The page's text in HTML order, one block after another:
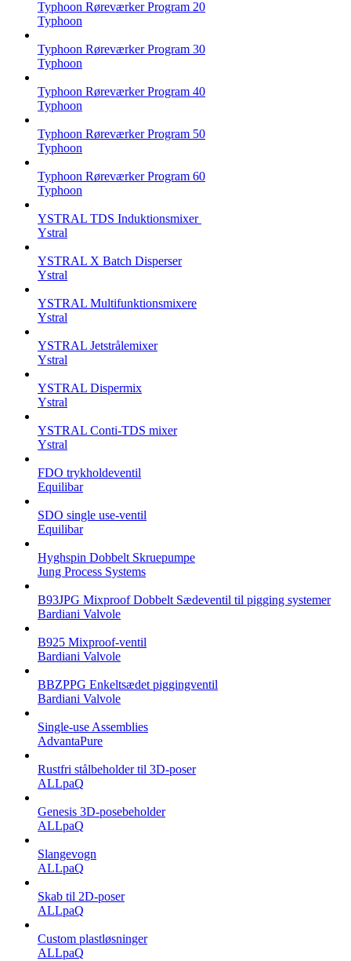
Typhoon Røreværker Program 20
Typhoon
Typhoon Røreværker Program 30
Typhoon
Typhoon Røreværker Program 40
Typhoon
Typhoon Røreværker Program 50
Typhoon
Typhoon Røreværker Program 60
Typhoon
YSTRAL TDS Induktionsmixer ‍
Ystral
YSTRAL X Batch Disperser
Ystral
YSTRAL Multifunktionsmixere‍
Ystral
YSTRAL Jetstrålemixer
Ystral
YSTRAL Dispermix
Ystral
YSTRAL Conti-TDS mixer
Ystral
FDO trykholdeventil
Equilibar
SDO single use-ventil
Equilibar
Hyghspin Dobbelt Skruepumpe
Jung Process Systems
B93JPG Mixproof Dobbelt Sædeventil til pigging systemer
Bardiani Valvole
B925 Mixproof-ventil
Bardiani Valvole
BBZPPG Enkeltsædet piggingventil
Bardiani Valvole
Single-use Assemblies
AdvantaPure
Rustfri stålbeholder til 3D-poser
ALLpaQ
Genesis 3D-posebeholder
ALLpaQ
Slangevogn
ALLpaQ
Skab til 2D-poser
ALLpaQ
Custom plastløsninger
ALLpaQ